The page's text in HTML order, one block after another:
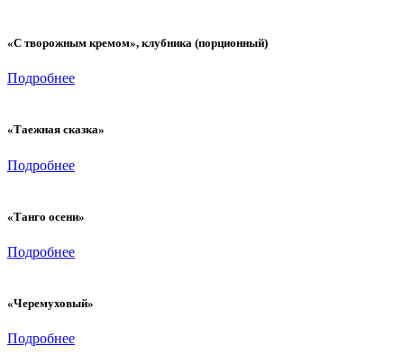
«С творожным кремом», клубника (порционный)
Подробнее
«Таежная сказка»
Подробнее
«Танго осени»
Подробнее
«Черемуховый»
Подробнее